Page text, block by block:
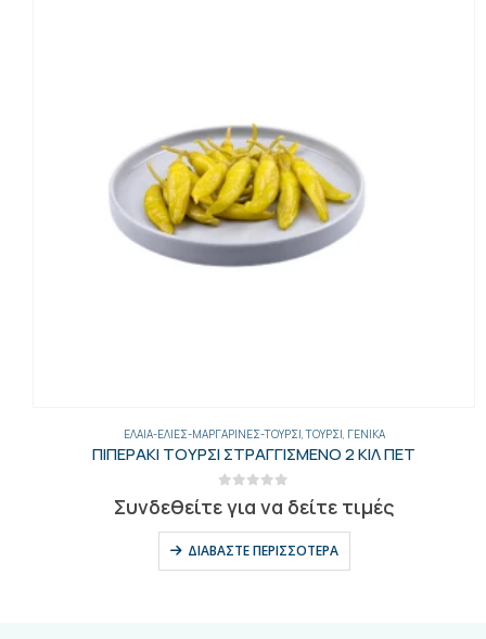
ΈΛΑΙΑ-ΕΛΙΈΣ-ΜΑΡΓΑΡΊΝΕΣ-ΤΟΥΡΣΊ ,ΤΟΥΡΣΊ ΓΕΝΙΚΑ
ΠΙΠΕΡΑΚΙ ΤΟΥΡΣΙ ΣΤΡΑΓΓΙΣΜΕΝΟ 2 ΚΙΛ ΠΕΤ
Συνδεθείτε για να δείτε τιμές
ΔΙΑΒΆΣΤΕ ΠΕΡΙΣΣΌΤΕΡΑ